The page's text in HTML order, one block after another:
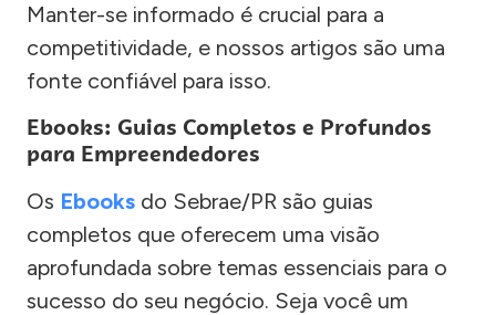
Manter-se informado é crucial para a
competitividade, e nossos artigos são uma
fonte confiável para isso.
Ebooks: Guias Completos e Profundos
para Empreendedores
Os Ebooks do Sebrae/PR são guias
completos que oferecem uma visão
aprofundada sobre temas essenciais para o
sucesso do seu negócio. Seja você um